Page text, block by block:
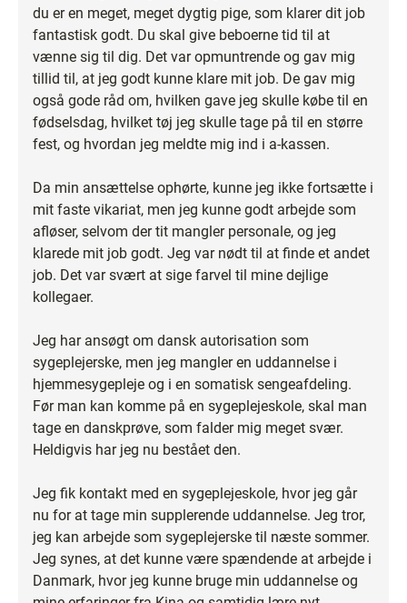
du er en meget, meget dygtig pige, som klarer dit job
fantastisk godt. Du skal give beboerne tid til at
vænne sig til dig. Det var opmuntrende og gav mig
tillid til, at jeg godt kunne klare mit job. De gav mig
også gode råd om, hvilken gave jeg skulle købe til en
fødselsdag, hvilket tøj jeg skulle tage på til en større
fest, og hvordan jeg meldte mig ind i a-kassen.
Da min ansættelse ophørte, kunne jeg ikke fortsætte i
mit faste vikariat, men jeg kunne godt arbejde som
afløser, selvom der tit mangler personale, og jeg
klarede mit job godt. Jeg var nødt til at finde et andet
job. Det var svært at sige farvel til mine dejlige
kollegaer.
Jeg har ansøgt om dansk autorisation som
sygeplejerske, men jeg mangler en uddannelse i
hjemmesygepleje og i en somatisk sengeafdeling.
Før man kan komme på en sygeplejeskole, skal man
tage en danskprøve, som falder mig meget svær.
Heldigvis har jeg nu bestået den.
Jeg fik kontakt med en sygeplejeskole, hvor jeg går
nu for at tage min supplerende uddannelse. Jeg tror,
jeg kan arbejde som sygeplejerske til næste sommer.
Jeg synes, at det kunne være spændende at arbejde i
Danmark, hvor jeg kunne bruge min uddannelse og